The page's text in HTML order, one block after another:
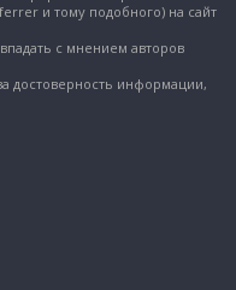
и тому подобного) на сайт
с мнением авторов
достоверность информации,